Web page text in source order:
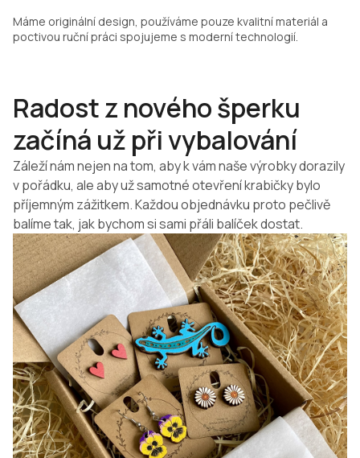
Máme originální design, používáme pouze kvalitní materiál a
poctivou ruční práci spojujeme s moderní technologií.
Radost z nového šperku
začíná už při vybalování
Záleží nám nejen na tom, aby k vám naše výrobky dorazily
v pořádku, ale aby už samotné otevření krabičky bylo
příjemným zážitkem. Každou objednávku proto pečlivě
balíme tak, jak bychom si sami přáli balíček dostat.